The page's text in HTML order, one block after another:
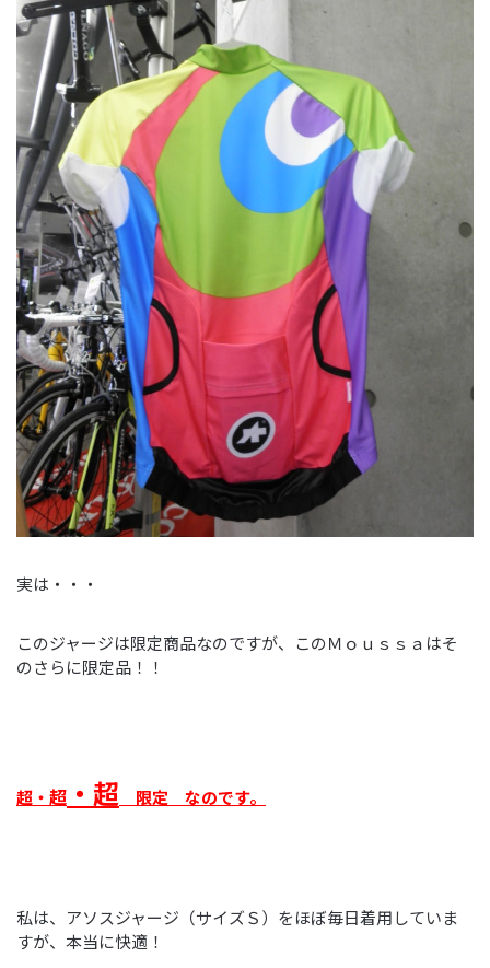
実は・・・
このジャージは限定商品なのですが、このＭｏｕｓｓａはそ
のさらに限定品！！
超・ 超 ・超 限定 なのです。
私は、アソスジャージ（サイズＳ）をほぼ毎日着用していま
すが、本当に快適！